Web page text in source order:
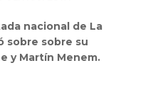
nacional de La
sobre sobre su
y Martín Menem.